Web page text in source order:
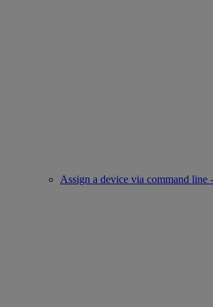
Assign a device via command line